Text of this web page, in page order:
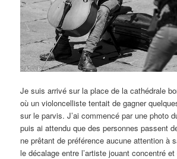
Je suis arrivé sur la place de la cathédrale
où un violoncelliste tentait de gagner
sur le parvis. J’ai commencé par une photo
puis ai attendu que des personnes passent
ne prêtant de préférence aucune attention à
le décalage entre l’artiste jouant concentré